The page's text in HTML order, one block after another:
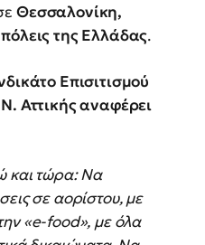
Θεσσαλονίκη,
της Ελλάδας.
Επισιτισμού
Αττικής αναφέρει
και τώρα: Να
σε αορίστου, με
«e-food», με όλα